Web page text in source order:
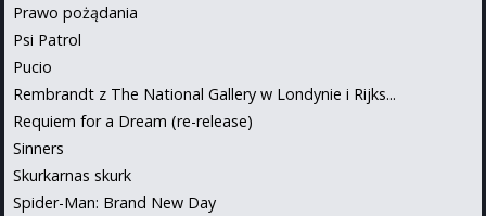
Prawo pożądania
Psi Patrol
Pucio
Rembrandt z The National Gallery w Londynie i Rijks...
Requiem for a Dream (re-release)
Sinners
Skurkarnas skurk
Spider-Man: Brand New Day